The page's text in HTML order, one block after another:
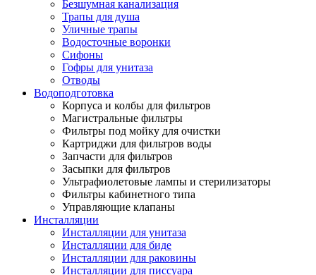
Безшумная канализация
Трапы для душа
Уличные трапы
Водосточные воронки
Сифоны
Гофры для унитаза
Отводы
Водоподготовка
Корпуса и колбы для фильтров
Магистральные фильтры
Фильтры под мойку для очистки
Картриджи для фильтров воды
Запчасти для фильтров
Засыпки для фильтров
Ультрафиолетовые лампы и стерилизаторы
Фильтры кабинетного типа
Управляющие клапаны
Инсталляции
Инсталляции для унитаза
Инсталляции для биде
Инсталляции для раковины
Инсталляции для писсуара